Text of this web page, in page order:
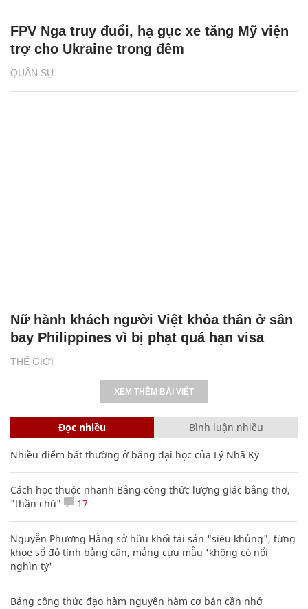
QUÂN SỰ
FPV Nga truy đuổi, hạ gục xe tăng Mỹ viện
trợ cho Ukraine trong đêm
THẾ GIỚI
Nữ hành khách người Việt khỏa thân ở sân
bay Philippines vì bị phạt quá hạn visa
XEM THÊM BÀI VIẾT
Đọc nhiều Bình luận nhiều
Nhiều điểm bất thường ở bằng đại học của Lý Nhã Kỳ
Cách học thuộc nhanh Bảng công thức lượng giác bằng thơ,
"thần chú"
17
Nguyễn Phương Hằng sở hữu khối tài sản "siêu khủng", từng
khoe sổ đỏ tính bằng cân, mắng cựu mẫu 'không có nổi
nghìn tỷ'
Bảng công thức đạo hàm nguyên hàm cơ bản cần nhớ